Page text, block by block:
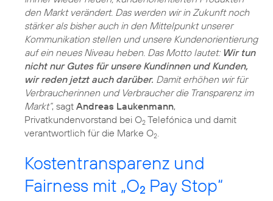
den Markt verändert. Das werden wir in Zukunft noch
stärker als bisher auch in den Mittelpunkt unserer
Kommunikation stellen und unsere Kundenorientierung
auf ein neues Niveau heben. Das Motto lautet: Wir tun
nicht nur Gutes für unsere Kundinnen und Kunden,
wir reden jetzt auch darüber. Damit erhöhen wir für
Verbraucherinnen und Verbraucher die Transparenz im
Markt“, sagt Andreas Laukenmann,
Privatkundenvorstand bei O2 Telefónica und damit
verantwortlich für die Marke O2.
Kostentransparenz und
Fairness mit „O2 Pay Stop“